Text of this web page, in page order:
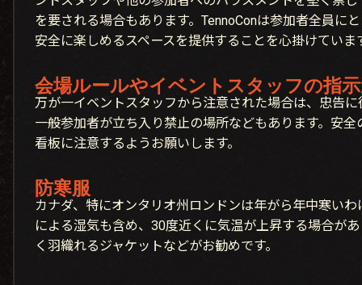
を要される場合もあります。TennoConは参加者全員に
安全に楽しめるスペースを提供することを心掛けていま
会場ルールやイベントスタッフの指
万が一イベントスタッフから注意された場合は、忠告
一般参加者が立ち入り禁止の場所などもあります。安
看板に注意するようお願いします。
防寒服
カナダ、特にオンタリオ州ロンドンは年がら年中寒い
による湿気も含め、30度近くに気温が上昇する場合が
く羽織れるジャケットなどがお勧めです。